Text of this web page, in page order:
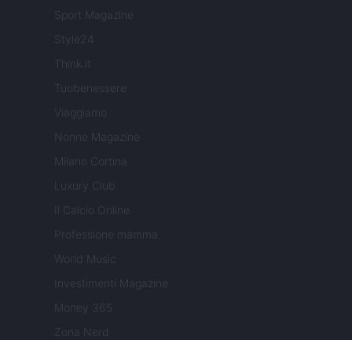
Sport Magazine
Style24
Think.it
Tuobenessere
Viaggiamo
Nonne Magazine
Milano Cortina
Luxury Club
Il Calcio Online
Professione mamma
World Music
Investimenti Magazine
Money 365
Zona Nerd